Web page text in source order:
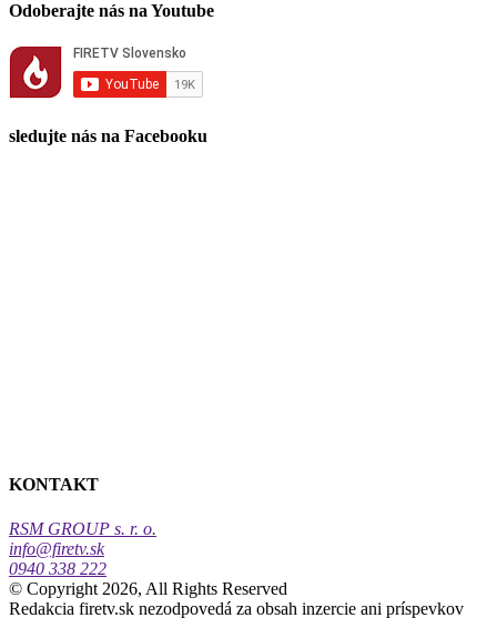
Odoberajte nás na Youtube
sledujte nás na Facebooku
KONTAKT
RSM GROUP s. r. o.
info@firetv.sk
0940 338 222
© Copyright 2026, All Rights Reserved
Redakcia firetv.sk nezodpovedá za obsah inzercie ani príspevkov